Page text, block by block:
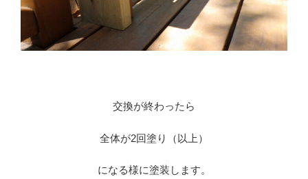
交換が終わったら
全体が2回塗り（以上）
になる様に塗装します。